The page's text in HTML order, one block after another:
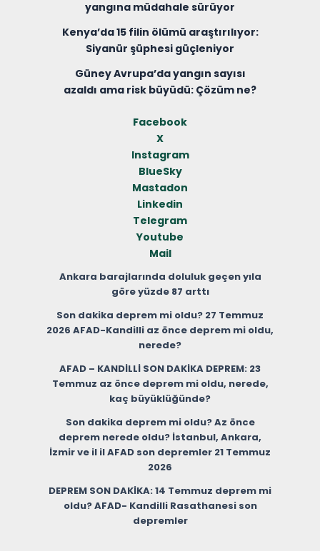
yangına müdahale sürüyor
Kenya’da 15 filin ölümü araştırılıyor:
Siyanür şüphesi güçleniyor
Güney Avrupa’da yangın sayısı
azaldı ama risk büyüdü: Çözüm ne?
Facebook
X
Instagram
BlueSky
Mastadon
Linkedin
Telegram
Youtube
Mail
Ankara barajlarında doluluk geçen yıla
göre yüzde 87 arttı
Son dakika deprem mi oldu? 27 Temmuz
2026 AFAD-Kandilli az önce deprem mi oldu,
nerede?
AFAD – KANDİLLİ SON DAKİKA DEPREM: 23
Temmuz az önce deprem mi oldu, nerede,
kaç büyüklüğünde?
Son dakika deprem mi oldu? Az önce
deprem nerede oldu? İstanbul, Ankara,
İzmir ve il il AFAD son depremler 21 Temmuz
2026
DEPREM SON DAKİKA: 14 Temmuz deprem mi
oldu? AFAD- Kandilli Rasathanesi son
depremler